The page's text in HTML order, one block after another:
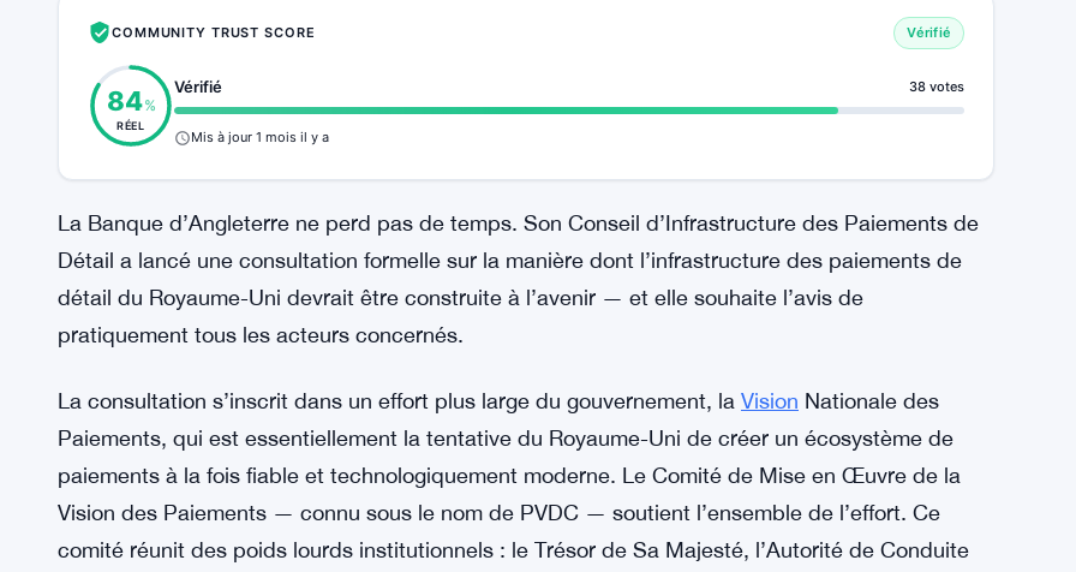
COMMUNITY TRUST SCORE Vérifié
84%
RÉEL
Vérifié 38 votes
Mis à jour 1 mois il y a
La Banque d’Angleterre ne perd pas de temps. Son Conseil d’Infrastructure des Paiements de
Détail a lancé une consultation formelle sur la manière dont l’infrastructure des paiements de
détail du Royaume-Uni devrait être construite à l’avenir — et elle souhaite l’avis de
pratiquement tous les acteurs concernés.
La consultation s’inscrit dans un effort plus large du gouvernement, la Vision Nationale des
Paiements, qui est essentiellement la tentative du Royaume-Uni de créer un écosystème de
paiements à la fois fiable et technologiquement moderne. Le Comité de Mise en Œuvre de la
Vision des Paiements — connu sous le nom de PVDC — soutient l’ensemble de l’effort. Ce
comité réunit des poids lourds institutionnels : le Trésor de Sa Majesté, l’Autorité de Conduite